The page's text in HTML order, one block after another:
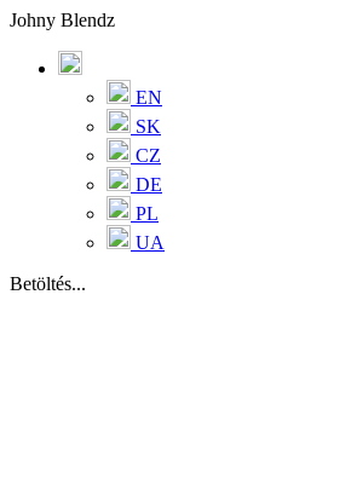
Johny Blendz
EN
SK
CZ
DE
PL
UA
Betöltés...